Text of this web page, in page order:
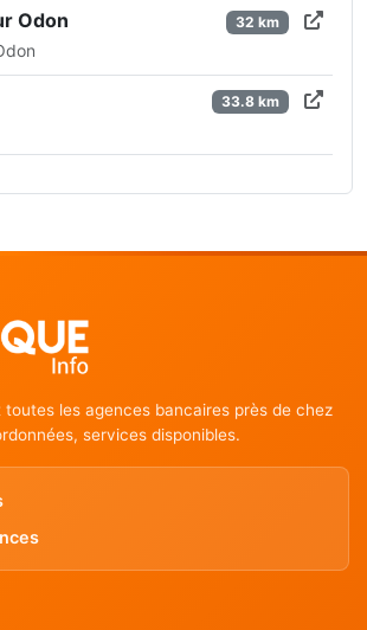
Odon 32 km
33.8 km
les agences bancaires près de chez
services disponibles.